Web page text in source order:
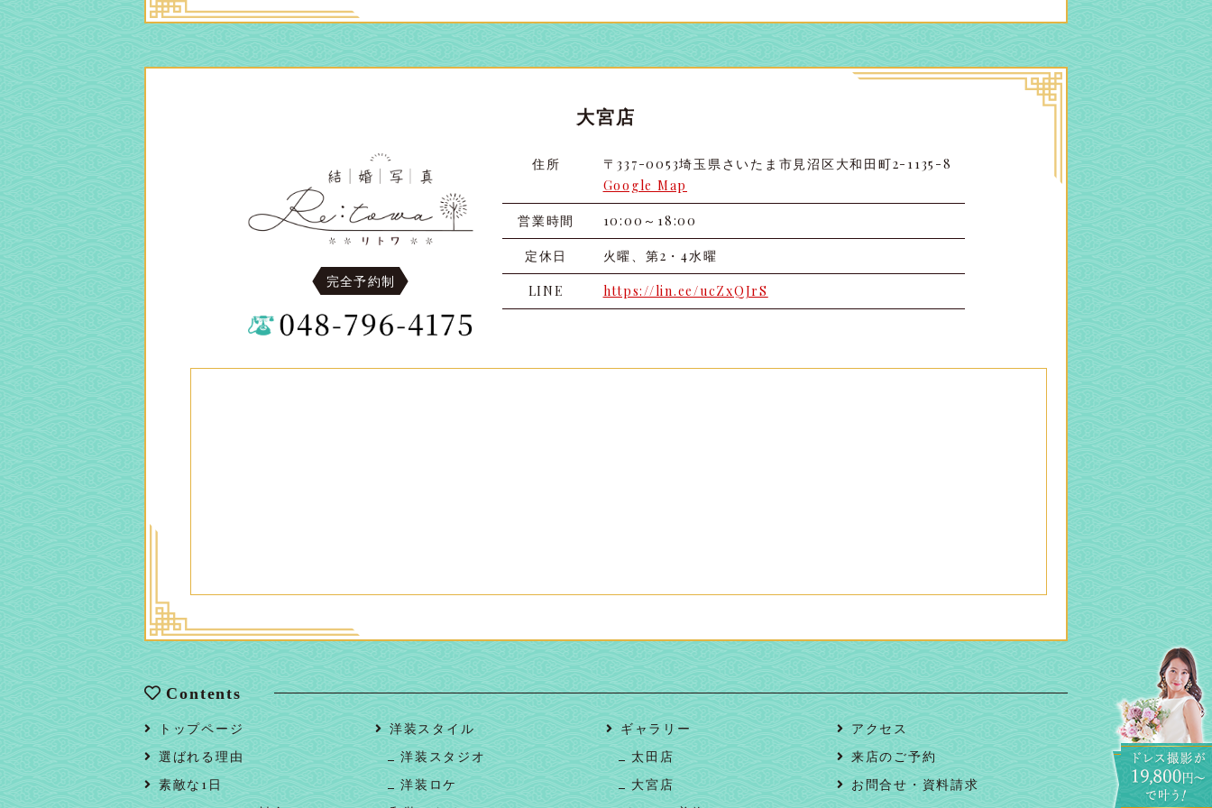
大宮店
完全予約制
住所 〒337-0053埼玉県さいたま市見沼区大和田町2-1135-8
Google Map
営業時間 10:00～18:00
定休日 火曜、第2・4水曜
LINE https://lin.ee/ucZxQJrS
Contents
トップページ
選ばれる理由
素敵な1日
洋装スタイル
洋装スタジオ
洋装ロケ
ギャラリー
太田店
大宮店
アクセス
来店のご予約
お問合せ・資料請求